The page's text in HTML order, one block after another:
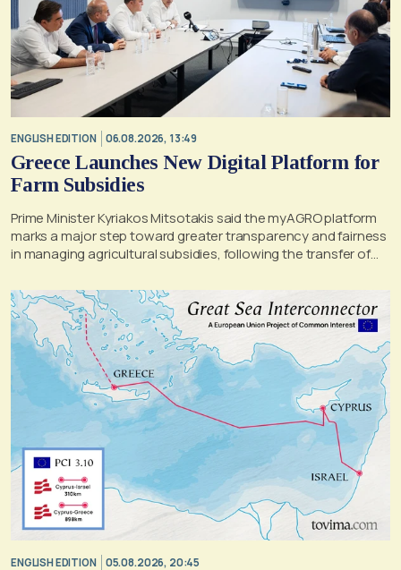
ENGLISH EDITION 06.08.2026, 13:49
Greece Launches New Digital Platform for
Farm Subsidies
Prime Minister Kyriakos Mitsotakis said the myAGRO platform
marks a major step toward greater transparency and fairness
in managing agricultural subsidies, following the transfer of
ENGLISH EDITION 05.08.2026, 20:45